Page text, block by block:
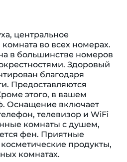
центральное
во всех номерах.
в большинстве номеров
Здоровый
благодаря
Предоставляются
этого, в вашем
Оснащение включает
телевизор и WiFi
комнаты с душем,
фен. Приятные
продукты,
комнатах.